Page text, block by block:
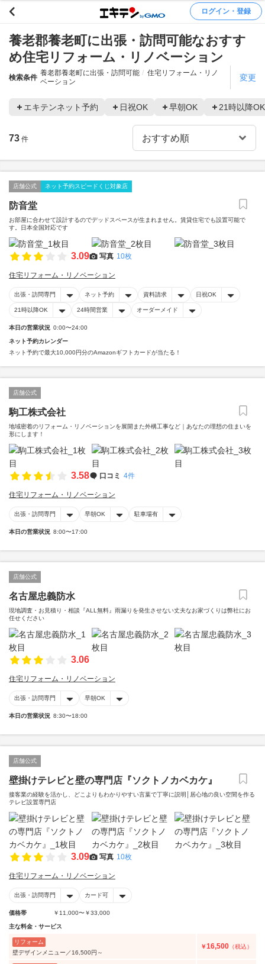
ログイン・登録
養老郡養老町に出張・訪問可能なおすす
め住宅リフォーム・リノベーション
検索条件
養老郡養老町に出張・訪問可能
住宅リフォーム・リノ
ベーション
変更
エキテンネット予約 日祝OK 早朝OK 21時以降OK
73 件
店舗公式 ネット予約スピードくじ対象店
防音堂
お部屋に合わせて設計するのでデッドスペースが生まれません。賃貸住宅でも設置可能で
す。日本全国対応です
3.09 写真 10枚
住宅リフォーム・リノベーション
出張・訪問専門 ネット予約 資料請求 日祝OK
21時以降OK 24時間営業 オーダーメイド
本日の営業状況 0:00〜24:00
ネット予約カレンダー
ネット予約で最大10,000円分のAmazonギフトカードが当たる！
店舗公式
駒工株式会社
地域密着のリフォーム・リノベーションを展開また外構工事など｜あなたの理想の住まいを
形にします！
3.58 口コミ 4件
住宅リフォーム・リノベーション
出張・訪問専門 早朝OK 駐車場有
本日の営業状況 8:00〜17:00
店舗公式
名古屋忠義防水
現地調査・お見積り・相談『ALL無料』雨漏りを発生させない丈夫なお家づくりは弊社にお
任せください
3.06
住宅リフォーム・リノベーション
出張・訪問専門 早朝OK
本日の営業状況 8:30〜18:00
店舗公式
壁掛けテレビと壁の専門店『ソクトノカベカケ』
接客業の経験を活かし、どこよりもわかりやすい言葉で丁寧に説明│居心地の良い空間を作る
テレビ設置専門店
3.09 写真 10枚
住宅リフォーム・リノベーション
出張・訪問専門 カード可
価格帯 ￥11,000〜￥33,000
主な料金・サービス
リフォーム
壁デザインメニュー／16,500円～
￥16,500 （税込）